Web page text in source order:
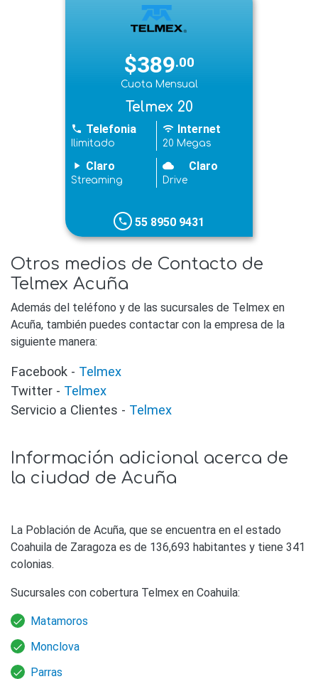
$389.00
Cuota Mensual
Telmex 20
phone Telefonia
Ilimitado
wifi Internet
20 Megas
play_arrow Claro
Streaming
cloudy Claro
Drive
phone 55 8950 9431
Otros medios de Contacto de
Telmex Acuña
Además del teléfono y de las sucursales de Telmex en
Acuña, también puedes contactar con la empresa de la
siguiente manera:
Facebook - Telmex
Twitter - Telmex
Servicio a Clientes - Telmex
Información adicional acerca de
la ciudad de Acuña
La Población de Acuña, que se encuentra en el estado
Coahuila de Zaragoza es de 136,693 habitantes y tiene 341
colonias.
Sucursales con cobertura Telmex en Coahuila:
Matamoros
Monclova
Parras